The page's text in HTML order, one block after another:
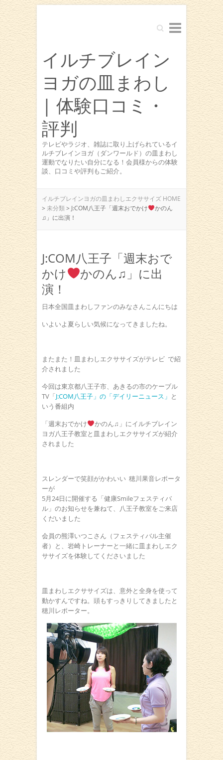
Search
イルチブレイン
ヨガの皿まわし
| 体験口コミ・
評判
テレビやラジオ、雑誌に取り上げられているイ
ルチブレインヨガ（ダンワールド）の皿まわし
運動でなりたい自分になる！会員様からの体験
談、口コミや評判もご紹介。
イルチブレインヨガの皿まわしエクササイズ HOME
> 未分類> J:COM八王子「週末おでかけ
かのん
♫」に出演！
J:COM八王子「週末おで
かけ
かのん♫」に出
演！
日本全国皿まわしファンのみなさんこんにちは
いよいよ夏らしい気候になってきましたね。
またまた！皿まわしエクササイズがテレビ で紹
介されました
今回は東京都八王子市、あきるの市のケーブル
TV「J:COM八王子」の「デイリーニュース」 と
いう番組内
「週末おでかけ
かのん♫」にイルチブレイン
ヨガ八王子教室と皿まわしエクササイズが紹介
されました
スレンダーで笑顔がかわいい 穂川果音レポータ
ーが
5月24日に開催する「健康Smileフェスティバ
ル」のお知らせを兼ねて、八王子教室をご来店
くだいました
会員の熊澤いつこさん（フェスティバル主催
者）と、岩崎トレーナーと一緒に皿まわしエク
ササイズを体験してくださいました
皿まわしエクササイズは、意外と全身を使って
動かすんですね。頭もすっきりしてきましたと
穂川レポーター。